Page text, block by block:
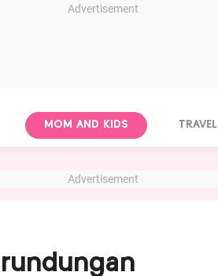
Advertisement
MOM AND KIDS TRAVEL
Advertisement